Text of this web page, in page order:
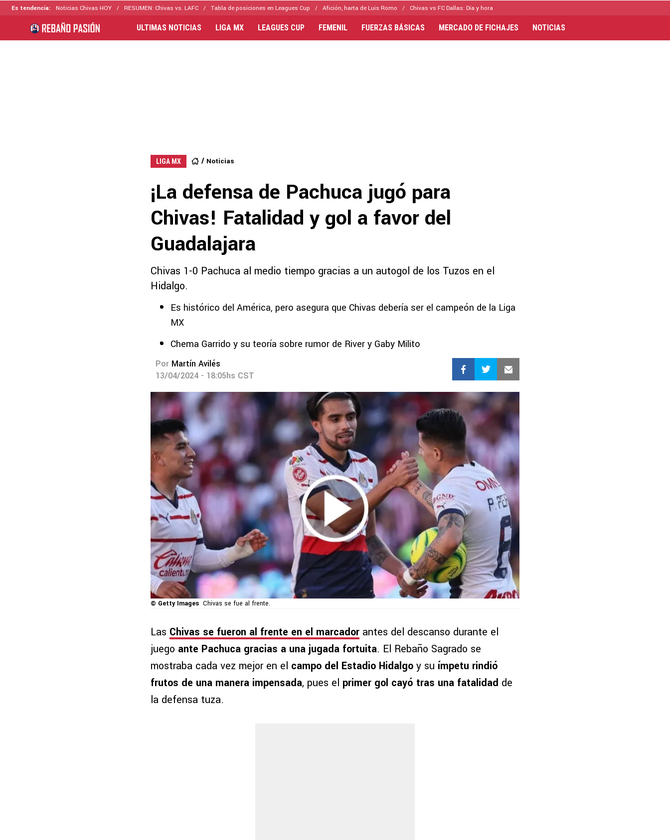
Es tendencia: Noticias Chivas HOY RESUMEN: Chivas vs. LAFC Tabla de posiciones en Leagues Cup Afición, harta de Luis Romo Chivas vs FC Dallas: Día y hora
ULTIMAS NOTICIAS LIGA MX LEAGUES CUP FEMENIL FUERZAS BÁSICAS MERCADO DE FICHAJES NOTICIAS
LIGA MX Noticias
¡La defensa de Pachuca jugó para
Chivas! Fatalidad y gol a favor del
Guadalajara
Chivas 1-0 Pachuca al medio tiempo gracias a un autogol de los Tuzos en el
Hidalgo.
Es histórico del América, pero asegura que Chivas debería ser el campeón de la Liga
MX
Chema Garrido y su teoría sobre rumor de River y Gaby Milito
Por Martín Avilés
13/04/2024 - 18:05hs CST
© Getty Images Chivas se fue al frente.
Las Chivas se fueron al frente en el marcador antes del descanso durante el
juego ante Pachuca gracias a una jugada fortuita. El Rebaño Sagrado se
mostraba cada vez mejor en el campo del Estadio Hidalgo y su ímpetu rindió
frutos de una manera impensada, pues el primer gol cayó tras una fatalidad de
la defensa tuza.